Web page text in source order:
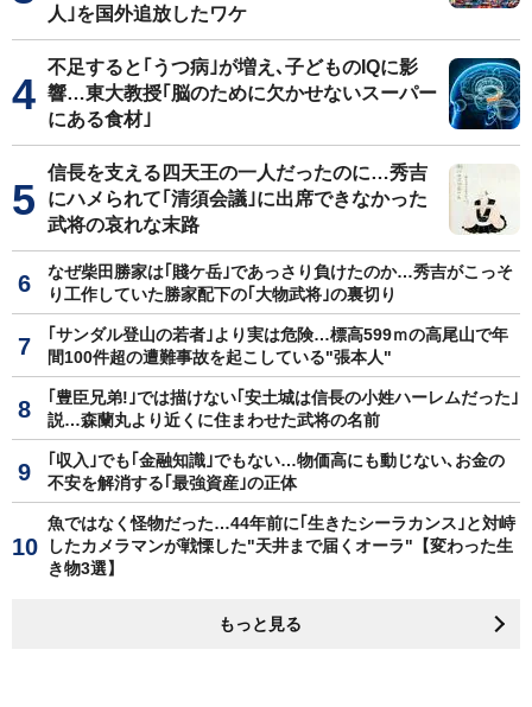
人｣を国外追放したワケ
不足すると｢うつ病｣が増え､子どものIQに影
響…東大教授｢脳のために欠かせないスーパー
にある食材｣
信長を支える四天王の一人だったのに…秀吉
にハメられて｢清須会議｣に出席できなかった
武将の哀れな末路
なぜ柴田勝家は｢賤ケ岳｣であっさり負けたのか…秀吉がこっそ
り工作していた勝家配下の｢大物武将｣の裏切り
｢サンダル登山の若者｣より実は危険…標高599ｍの高尾山で年
間100件超の遭難事故を起こしている"張本人"
｢豊臣兄弟!｣では描けない｢安土城は信長の小姓ハーレムだった｣
説…森蘭丸より近くに住まわせた武将の名前
｢収入｣でも｢金融知識｣でもない…物価高にも動じない､お金の
不安を解消する｢最強資産｣の正体
魚ではなく怪物だった…44年前に｢生きたシーラカンス｣と対峙
したカメラマンが戦慄した"天井まで届くオーラ"【変わった生
き物3選】
もっと見る